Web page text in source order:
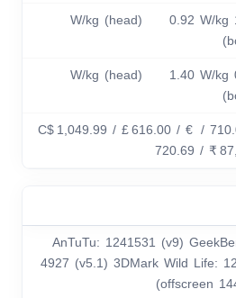
1.12 W/kg (head) 0.92 W/kg
0.96 W/kg (head) 1.40 W/kg
$ 710.00 / C$ 1,049.99 / £ 616.00 / €
720.69 / ₹
AnTuTu: 1241531 (v9)
4927 (v5.1) 3DMark Wild Life:
(offscreen